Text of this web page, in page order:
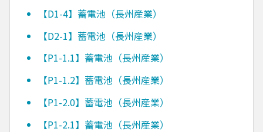
【D1-4】蓄電池（長州産業）
【D2-1】蓄電池（長州産業）
【P1-1.1】蓄電池（長州産業）
【P1-1.2】蓄電池（長州産業）
【P1-2.0】蓄電池（長州産業）
【P1-2.1】蓄電池（長州産業）